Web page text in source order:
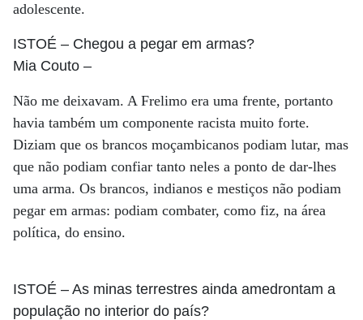
adolescente.
ISTOÉ – Chegou a pegar em armas?
Mia Couto –
Não me deixavam. A Frelimo era uma frente, portanto
havia também um componente racista muito forte.
Diziam que os brancos moçambicanos podiam lutar, mas
que não podiam confiar tanto neles a ponto de dar-lhes
uma arma. Os brancos, indianos e mestiços não podiam
pegar em armas: podiam combater, como fiz, na área
política, do ensino.
ISTOÉ – As minas terrestres ainda amedrontam a
população no interior do país?